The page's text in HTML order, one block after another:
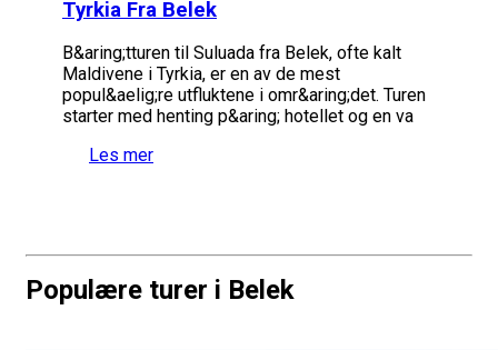
Tyrkia Fra Belek
B&aring;tturen til Suluada fra Belek, ofte kalt
Maldivene i Tyrkia, er en av de mest
popul&aelig;re utfluktene i omr&aring;det. Turen
starter med henting p&aring; hotellet og en va
Les mer
Populære turer i Belek